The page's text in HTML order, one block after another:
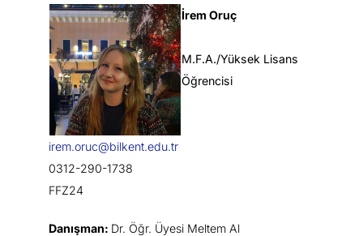
İrem Oruç
M.F.A./Yüksek Lisans
Öğrencisi
irem.oruc@bilkent.edu.tr
0312-290-1738
FFZ24
Danışman: Dr. Öğr. Üyesi Meltem Al